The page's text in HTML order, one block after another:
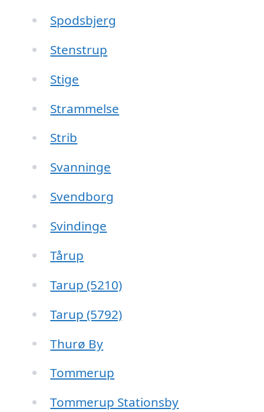
Spodsbjerg
Stenstrup
Stige
Strammelse
Strib
Svanninge
Svendborg
Svindinge
Tårup
Tarup (5210)
Tarup (5792)
Thurø By
Tommerup
Tommerup Stationsby